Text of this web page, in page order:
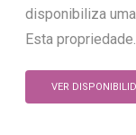
disponibiliza
Esta
VER